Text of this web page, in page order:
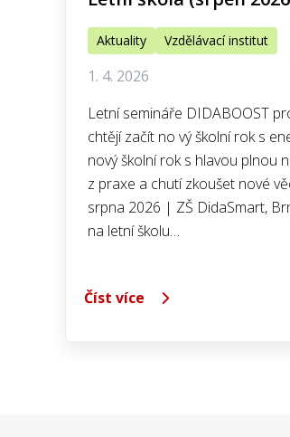
Aktuality Vzdělávací institut
1. 4. 2026
Letní semináře DIDABOOST
chtějí začít no vý školní rok s
nový školní rok s hlavou plnou
z praxe a chutí zkoušet nové
srpna 2026 | ZŠ DidaSmart,
na letní školu…
Číst více